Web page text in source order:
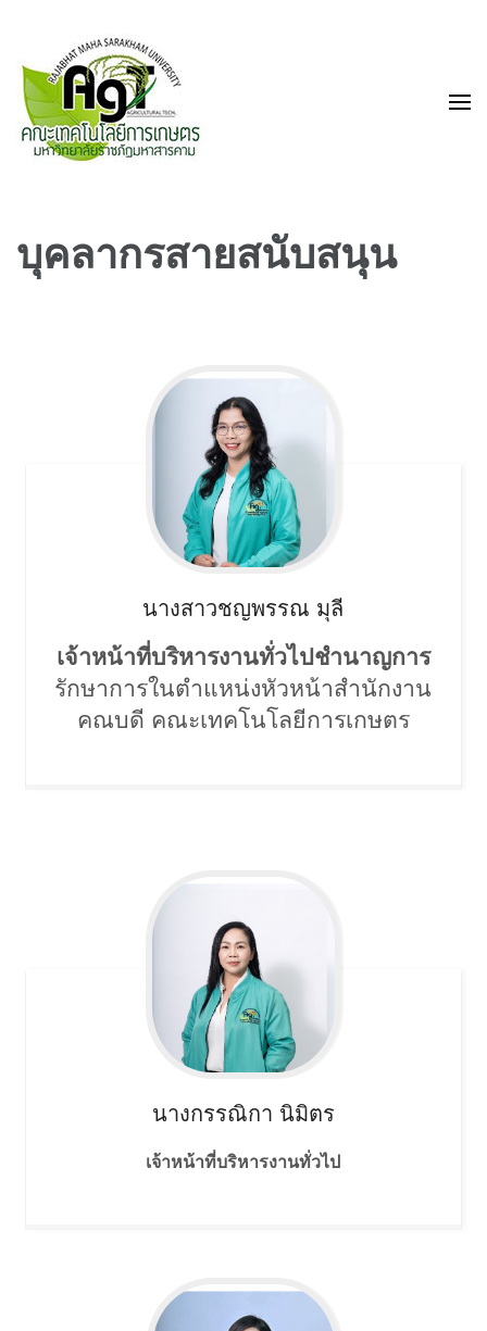
มหาวิทยาลัยราชภัฏ
บุคลากรสายสนับสนุน
นางสาวชญพรรณ มุลี
เจ้าหน้าที่บริหารงานทั่วไปชำนาญการ
รักษาการในตำแหน่งหัวหน้าสำนักงาน
คณบดี คณะเทคโนโลยีการเกษตร
นางกรรณิกา นิมิตร
เจ้าหน้าที่บริหารงานทั่วไป